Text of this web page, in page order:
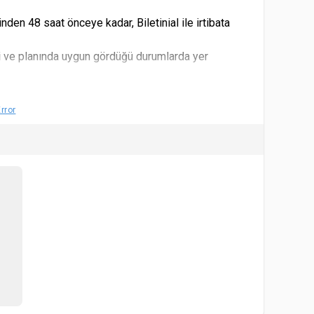
48 saat önceye kadar, Biletinial ile irtibata
planında uygun gördüğü durumlarda yer